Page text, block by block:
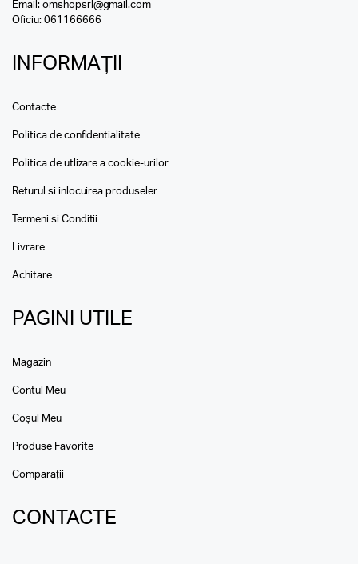
Email: omshopsrl@gmail.com
Oficiu: 061166666
INFORMAȚII
Contacte
Politica de confidentialitate
Politica de utlizare a cookie-urilor
Returul si inlocuirea produseler
Termeni si Conditii
Livrare
Achitare
PAGINI UTILE
Magazin
Contul Meu
Coșul Meu
Produse Favorite
Comparații
CONTACTE